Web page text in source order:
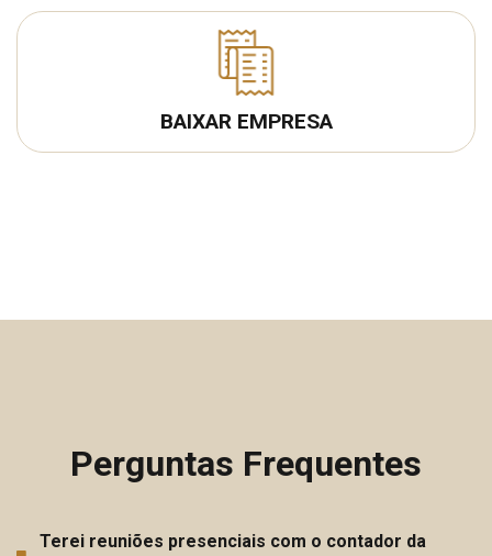
BAIXAR EMPRESA
Perguntas Frequentes
Terei reuniões presenciais com o contador da